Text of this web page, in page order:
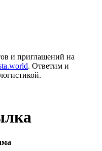
и приглашений на
. Ответим и